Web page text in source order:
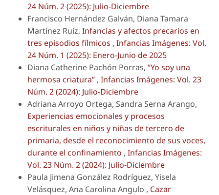
24 Núm. 2 (2025): Julio-Diciembre
Francisco Hernández Galván, Diana Tamara
Martínez Ruíz, Infancias y afectos precarios en
tres episodios fílmicos , Infancias Imágenes: Vol.
24 Núm. 1 (2025): Enero-Junio de 2025
Diana Catherine Pachón Porras, “Yo soy una
hermosa criatura” , Infancias Imágenes: Vol. 23
Núm. 2 (2024): Julio-Diciembre
Adriana Arroyo Ortega, Sandra Serna Arango,
Experiencias emocionales y procesos
escriturales en niños y niñas de tercero de
primaria, desde el reconocimiento de sus voces,
durante el confinamiento , Infancias Imágenes:
Vol. 23 Núm. 2 (2024): Julio-Diciembre
Paula Jimena González Rodríguez, Yisela
Velásquez, Ana Carolina Angulo , Cazar